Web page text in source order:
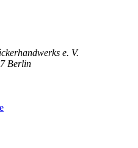
e. V.
Berlin